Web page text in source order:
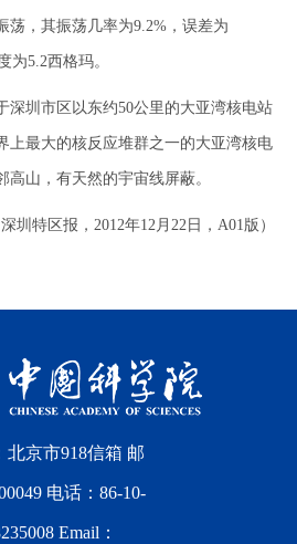
荡，其振荡几率为9.2%，误差为
为5.2西格玛。
圳市区以东约50公里的大亚湾核电站
上最大的核反应堆群之一的大亚湾核电
山，有天然的宇宙线屏蔽。
深圳特区报，2012年12月22日，A01版）
北京市918信箱 邮
电话：86-10-
Email：